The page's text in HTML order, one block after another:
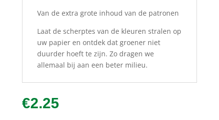
Van de extra grote inhoud van de patronen
Laat de scherptes van de kleuren stralen op
uw papier en ontdek dat groener niet
duurder hoeft te zijn. Zo dragen we
allemaal bij aan een beter milieu.
€2.25